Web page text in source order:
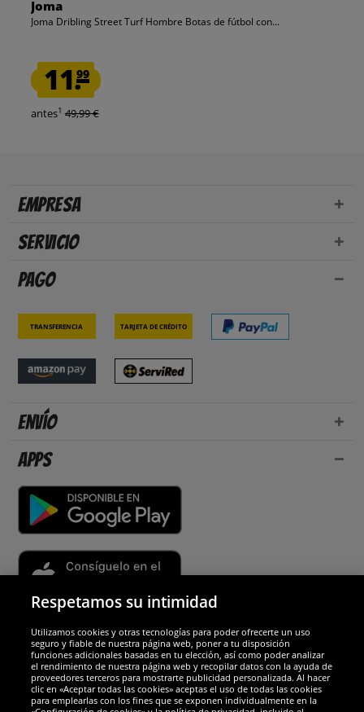
Joma
Joma Dribling Street Turf Hombre Botas de fútbol con...
11.99
antes1 49,99 €
Empresa
Servicio
Pago
Transferencia Tarjeta de crédito
Envío
Apps
Socios y seguridad
Galardones
Respetamos su intimidad
Utilizamos cookies y otras tecnologías para poder ofrecerte un uso
seguro y fiable de nuestra página web, poner a tu disposición
funciones adicionales basadas en tu elección, así como poder analizar
el rendimiento de nuestra página web y recopilar datos con la ayuda de
proveedores terceros para mostrarte publicidad personalizada. Al hacer
clic en «Aceptar todas las cookies» aceptas el uso de todas las cookies
para emplearlas con los fines que se exponen individualmente en la